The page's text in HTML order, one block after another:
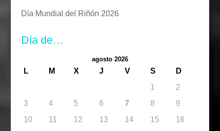
Día Mundial del Riñón 2026
Día de…
agosto 2026
L M X J V S
D
1
2
3
4 5 6 7 8
9
10
11 12 13 14 15
16